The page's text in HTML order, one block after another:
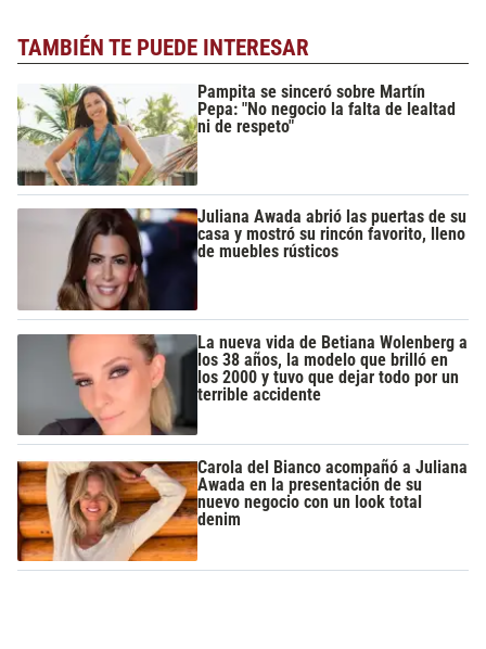
TAMBIÉN TE PUEDE INTERESAR
Pampita se sinceró sobre Martín
Pepa: "No negocio la falta de lealtad
ni de respeto"
Juliana Awada abrió las puertas de su
casa y mostró su rincón favorito, lleno
de muebles rústicos
La nueva vida de Betiana Wolenberg a
los 38 años, la modelo que brilló en
los 2000 y tuvo que dejar todo por un
terrible accidente
Carola del Bianco acompañó a Juliana
Awada en la presentación de su
nuevo negocio con un look total
denim